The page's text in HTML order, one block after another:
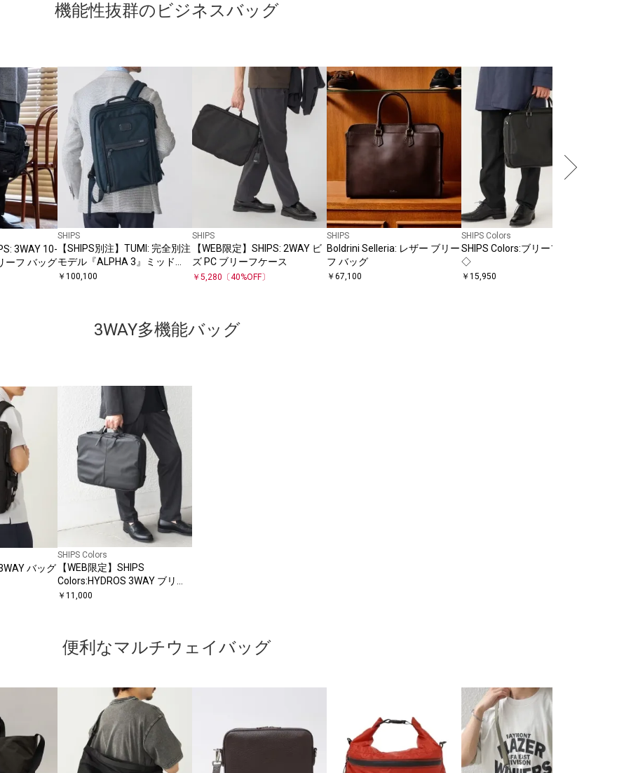
機能性抜群のビジネスバッグ
3WAY 10-
ーフ バッグ
SHIPS
【SHIPS別注】TUMI: 完全別注
モデル『ALPHA 3』ミッド
3WAY バッグ
￥ 100,100
SHIPS
【WEB限定】SHIPS: 2WAY ビ
ズ PC ブリーフケース
￥ 5,280 〔40%OFF〕
SHIPS
Boldrini Selleria: レザー ブリー
フ バッグ
￥ 67,100
SHIPS Colors
SHIPS Colors:ブリーフケース
◇
￥ 15,950
3WAY多機能バッグ
バッグ
SHIPS Colors
【WEB限定】SHIPS
Colors:HYDROS 3WAY ブリー
フケース
￥ 11,000
便利なマルチウェイバッグ